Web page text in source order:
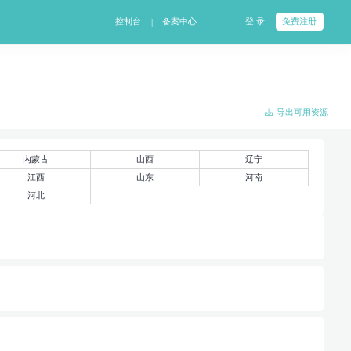
控制台 | 备案中心 登 录 免费注册
导出可用资源
内蒙古 山西
辽宁
江西
山东
河南
河北